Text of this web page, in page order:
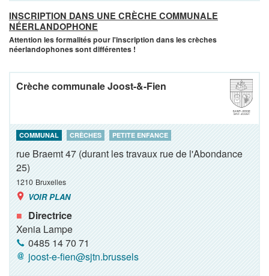
INSCRIPTION DANS UNE CRÈCHE COMMUNALE
NÉERLANDOPHONE
Attention les formalités pour l'inscription dans les crèches
néerlandophones sont différentes !
Crèche communale Joost-&-Fien
COMMUNAL CRÈCHES PETITE ENFANCE
rue Braemt 47 (durant les travaux rue de l'Abondance
25)
1210 Bruxelles
VOIR PLAN
Directrice
Xenia Lampe
0485 14 70 71
joost-e-fien@sjtn.brussels